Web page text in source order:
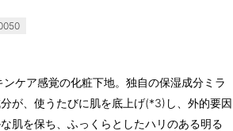
ケア感覚の化粧下地。独自の保湿成分ミラ
が、使うたびに肌を底上げ(*3)し、外的要因
肌を保ち、ふっくらとしたハリのある明る